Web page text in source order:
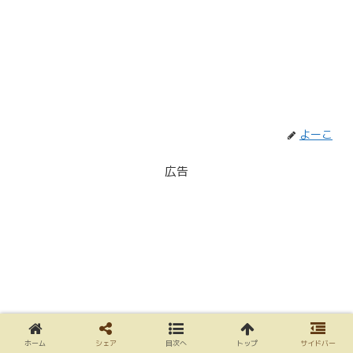
よーこ
広告
ホーム シェア 目次へ トップ サイドバー